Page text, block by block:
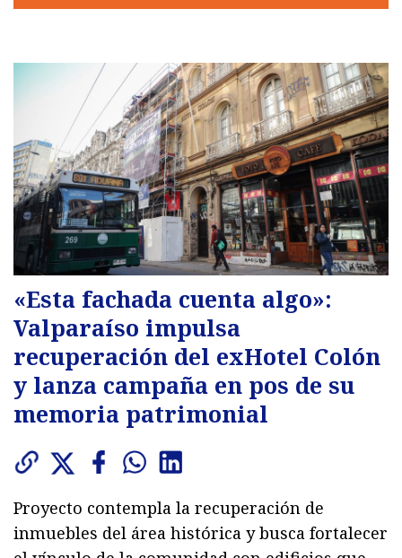
«Esta fachada cuenta algo»:
Valparaíso impulsa
recuperación del exHotel Colón
y lanza campaña en pos de su
memoria patrimonial
Proyecto contempla la recuperación de
inmuebles del área histórica y busca fortalecer